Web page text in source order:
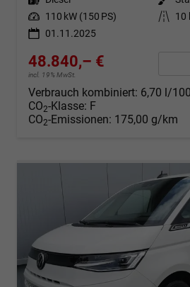
Leistung 110 kW (150 PS) Kilometerstand
10
01.11.2025
48.840,– €
incl. 19% MwSt.
Verbrauch kombiniert: 6,70 l/
CO2-Klasse: F
CO2-Emissionen: 175,00 g/km